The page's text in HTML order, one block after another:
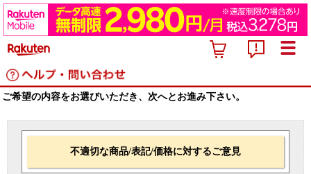
ご希望の内容をお選びいただき、次へとお進み下さい。
不適切な商品/表記/価格に対するご意見